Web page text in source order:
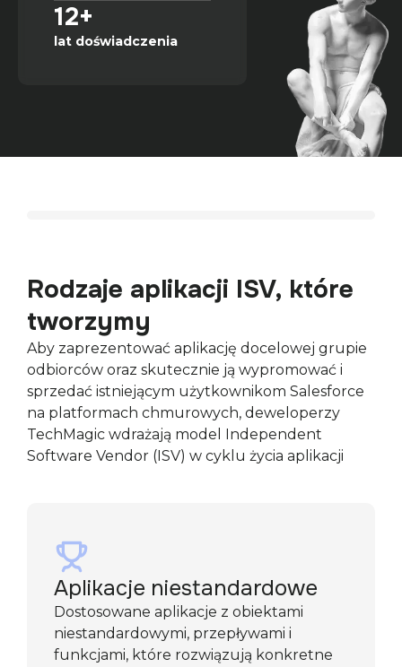
12+
lat doświadczenia
Rodzaje aplikacji ISV, które
tworzymy
Aby zaprezentować aplikację docelowej grupie
odbiorców oraz skutecznie ją wypromować i
sprzedać istniejącym użytkownikom Salesforce
na platformach chmurowych, deweloperzy
TechMagic wdrażają model Independent
Software Vendor (ISV) w cyklu życia aplikacji
Aplikacje niestandardowe
Dostosowane aplikacje z obiektami
niestandardowymi, przepływami i
funkcjami, które rozwiązują konkretne